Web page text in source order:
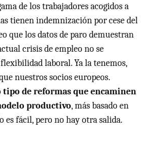
de los trabajadores acogidos a
tienen indemnización por cese del
que los datos de paro demuestran
crisis de empleo no se
laboral. Ya la tenemos,
nuestros socios europeos.
tipo de reformas que encaminen
productivo, más basado en
es fácil, pero no hay otra salida.